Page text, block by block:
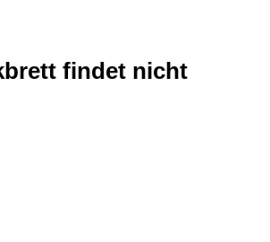
findet nicht